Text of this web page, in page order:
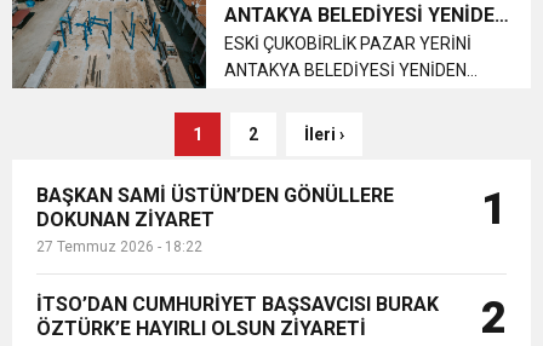
antika pazarında ikinci el eşyalarını
satmak isteyenler ve a...
ANTAKYA BELEDİYESİ YENİDEN
İNŞA EDİYOR
ESKİ ÇUKOBİRLİK PAZAR YERİNİ
ANTAKYA BELEDİYESİ YENİDEN
Başkanı İzzettin Yılmaz, eski
Antakya’ya yep...
1 2 İleri ›
BAŞKAN SAMİ ÜSTÜN’DEN GÖNÜLLERE
DOKUNAN ZİYARET
27 Temmuz 2026 - 18:22
1
İTSO’DAN CUMHURİYET BAŞSAVCISI BURAK
ÖZTÜRK’E HAYIRLI OLSUN ZİYARETİ
2